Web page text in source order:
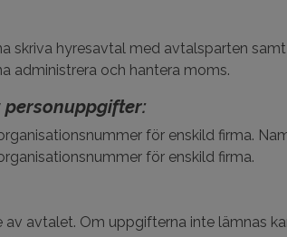
skriva hyresavtal med avtalsparten
administrera och hantera moms.
personuppgifter:
för enskild firma.
för enskild firma.
av avtalet. Om uppgifterna inte lämnas